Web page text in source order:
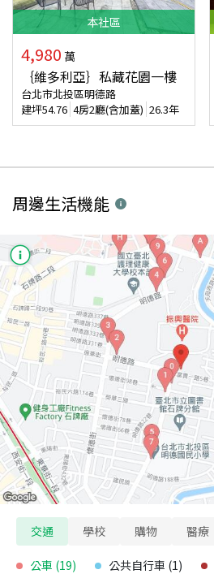
本社區
4,980 萬
｛維多利亞｝私藏花園一樓
台北市北投區明德路
建坪54.76 4房2廳(含加蓋) 26.3年
周邊生活機能
交通 學校 購物 醫療
公車 (19) 公共自行車 (1)